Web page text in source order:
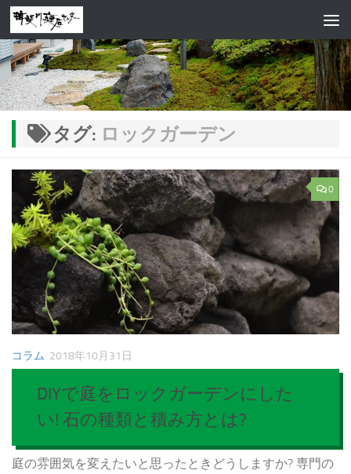
コンテンツへスキップ
タグ: ロックガーデン
0
コラム 2018年10月31日
DIYで庭をロックガーデンにした
い! 石の種類と積み方とは?
庭の雰囲気を変えたいと思ったときどうしますか? 専門の